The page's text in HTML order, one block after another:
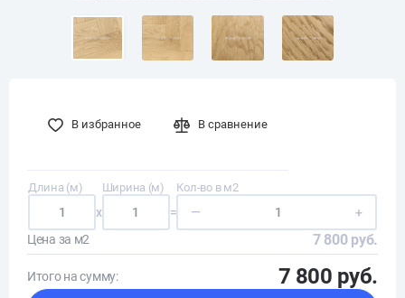
В избранное В сравнение
Длина (м)
x
Ширина (м)
=
Кол-во в м2
—
+
Цена за м2
7 800 руб.
Итого на сумму: 7 800 руб.